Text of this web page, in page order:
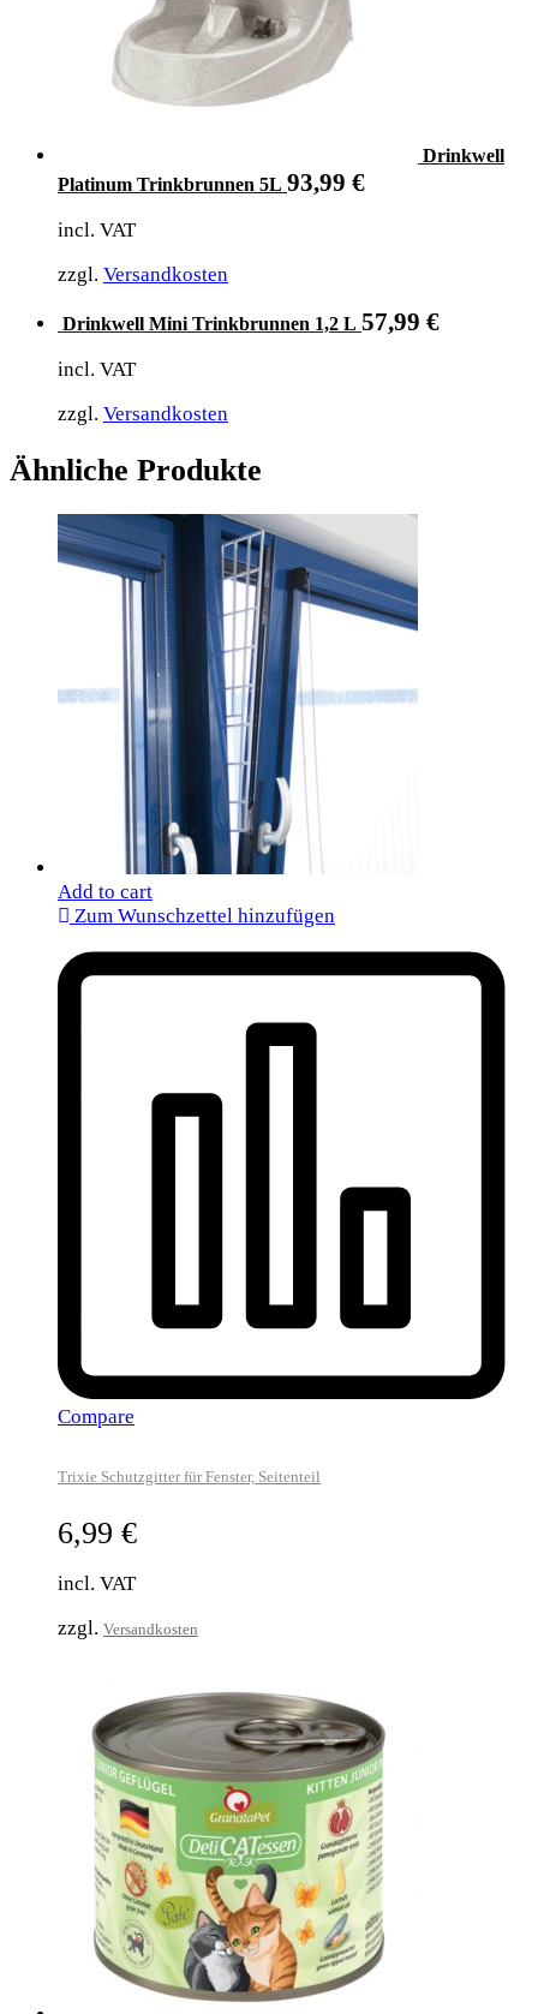
Drinkwell
Platinum Trinkbrunnen 5L 93,99 €
incl. VAT
zzgl. Versandkosten
Drinkwell Mini Trinkbrunnen 1,2 L 57,99 €
incl. VAT
zzgl. Versandkosten
Ähnliche Produkte
Add to cart
Zum Wunschzettel hinzufügen
Compare
Trixie Schutzgitter für Fenster, Seitenteil
6,99 €
incl. VAT
zzgl. Versandkosten